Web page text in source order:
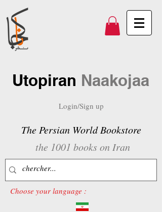
Utopiran Naakojaa
Login/Sign up
The Persian World Bookstore
the 1001 books on Iran
Choose your language :